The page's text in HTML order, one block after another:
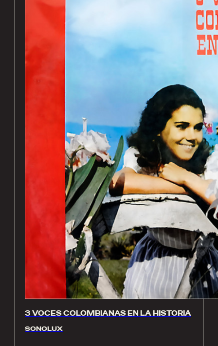
3 VOCES COLOMBIANAS EN LA HISTORIA
SONOLUX